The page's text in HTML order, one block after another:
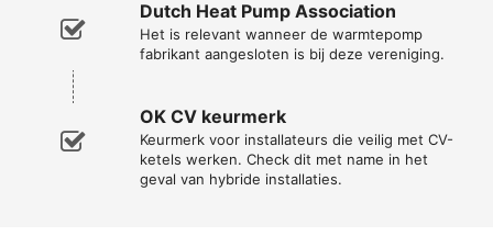
Dutch Heat Pump Association
Het is relevant wanneer de warmtepomp
fabrikant aangesloten is bij deze vereniging.
OK CV keurmerk
Keurmerk voor installateurs die veilig met CV-
ketels werken. Check dit met name in het
geval van hybride installaties.